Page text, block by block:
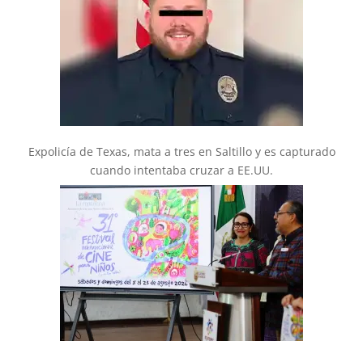
Expolicía de Texas, mata a tres en Saltillo y es capturado
cuando intentaba cruzar a EE.UU.